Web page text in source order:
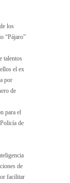
los
“Pájaro”
talentos
el ex
por
de
para el
de
de
facilitar